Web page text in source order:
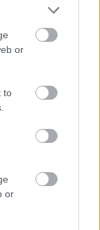
or
to
or